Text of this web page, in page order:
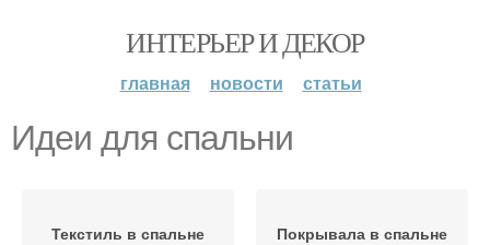
ИНТЕРЬЕР И ДЕКОР
главная новости статьи
Идеи для спальни
Текстиль в спальне Покрывала в спальне